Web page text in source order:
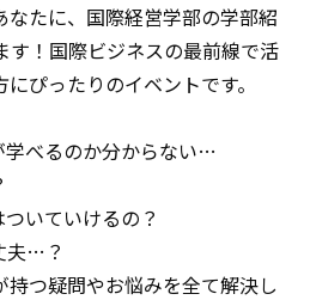
なたに、国際経営学部の学部紹
す！国際ビジネスの最前線で活
ぴったりのイベントです。
べるのか分からない…
いていけるの？
夫…？
持つ疑問やお悩みを全て解決し